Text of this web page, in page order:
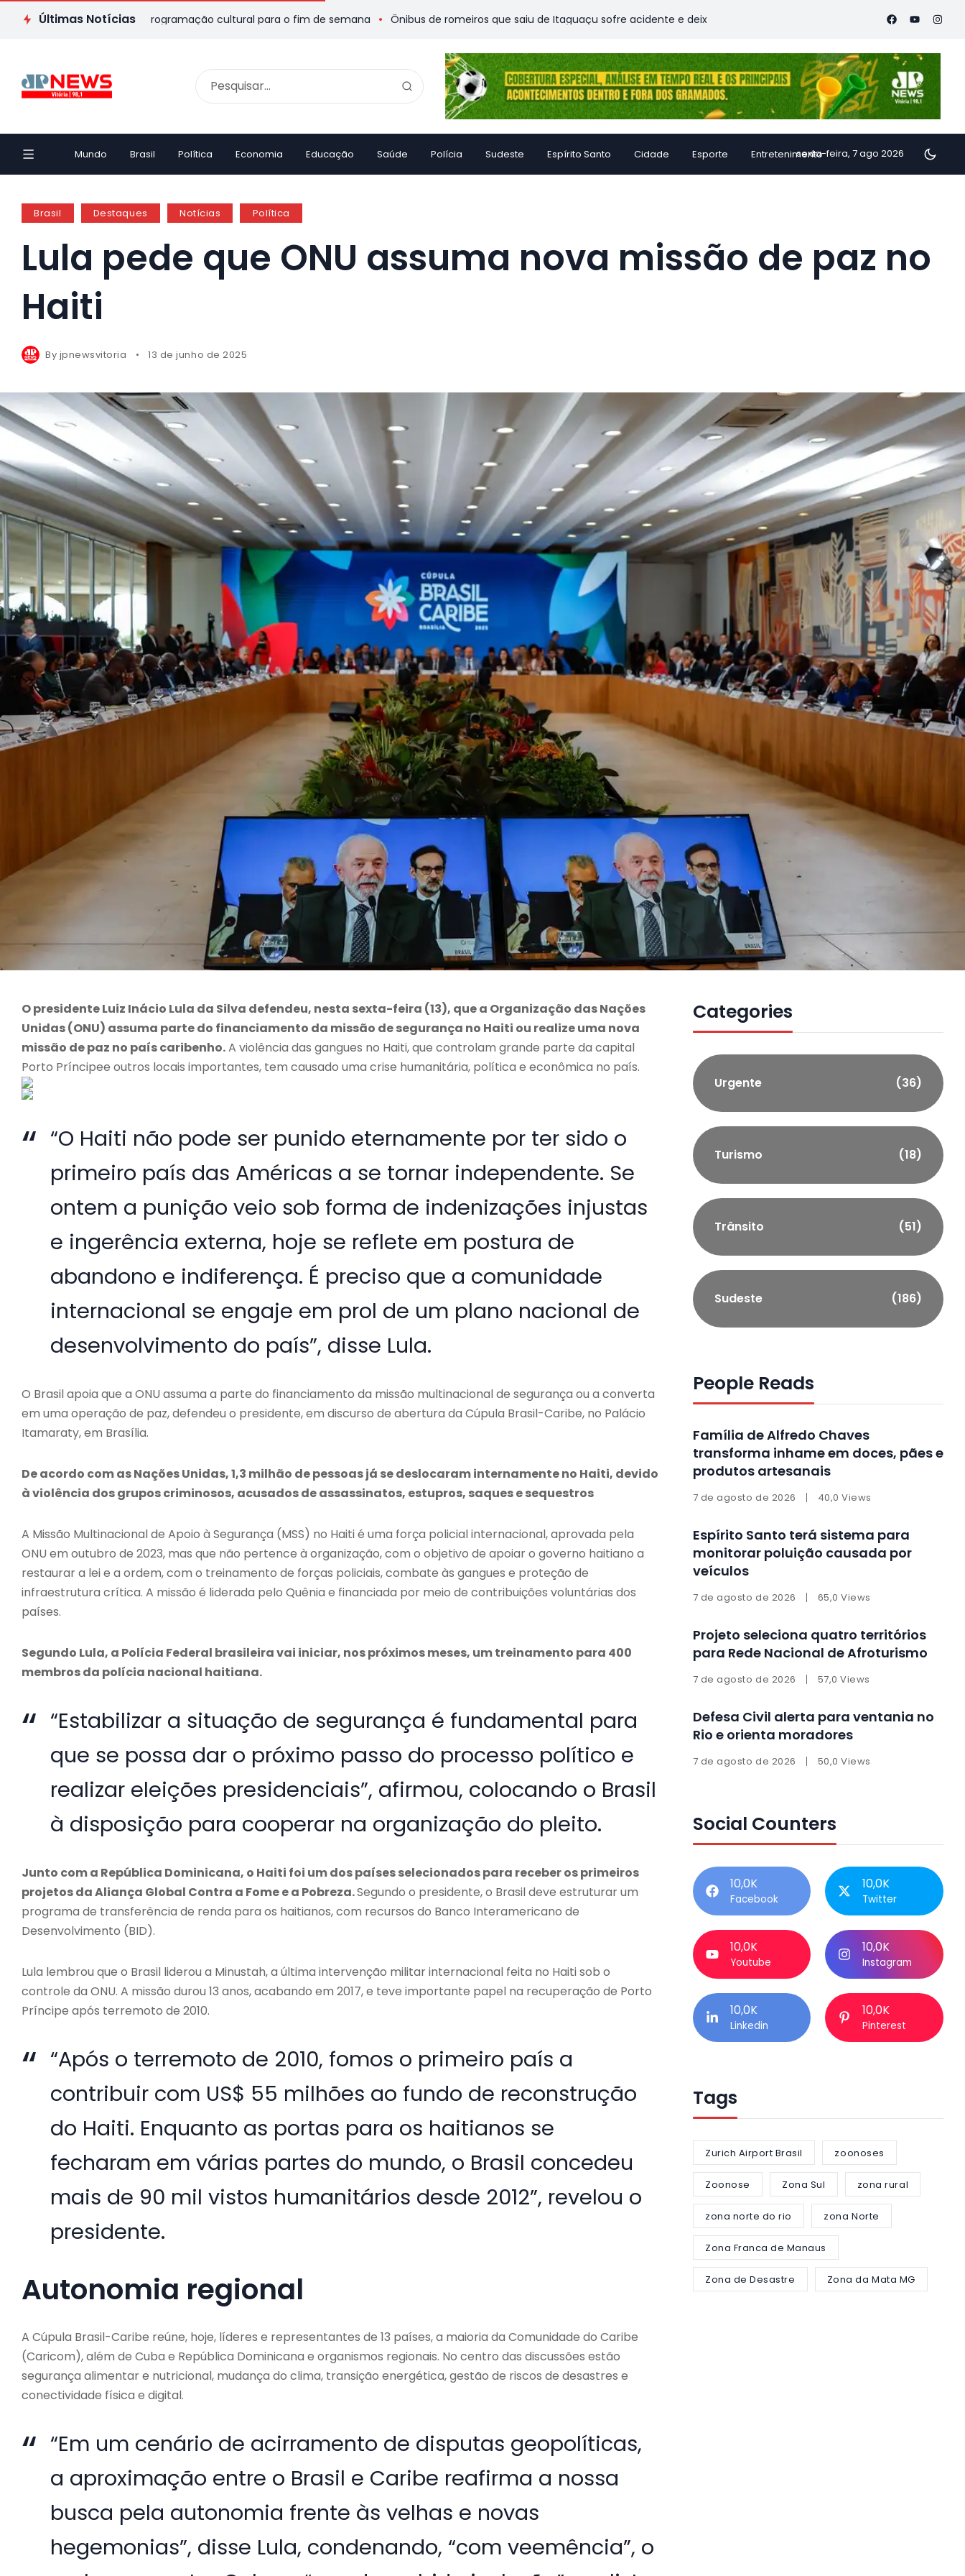
Últimas Notícias
ES: veja passeios e programação cultural para o fim de semana Ônibus de romeiros que saiu de Itaguaçu sofre acidente e deixa vítimas Família de Alfredo Chaves transforma
Mundo Brasil Política Economia Educação Saúde Polícia Sudeste Espírito Santo Cidade Esporte Entretenimentosexta-feira, 7 ago 2026
Brasil Destaques Notícias Política
Lula pede que ONU assuma nova missão de paz no
Haiti
By jpnewsvitoria 13 de junho de 2025
O presidente Luiz Inácio Lula da Silva defendeu, nesta sexta-feira (13), que a Organização das Nações
Unidas (ONU) assuma parte do financiamento da missão de segurança no Haiti ou realize uma nova
missão de paz no país caribenho.A violência das gangues no Haiti, que controlam grande parte da capital
Porto Príncipee outros locais importantes, tem causado uma crise humanitária, política e econômica no país.
“O Haiti não pode ser punido eternamente por ter sido o
primeiro país das Américas a se tornar independente. Se
ontem a punição veio sob forma de indenizações injustas
e ingerência externa, hoje se reflete em postura de
abandono e indiferença. É preciso que a comunidade
internacional se engaje em prol de um plano nacional de
desenvolvimento do país”, disse Lula.
O Brasil apoia que a ONU assuma a parte do financiamento da missão multinacional de segurança ou a converta
em uma operação de paz, defendeu o presidente, em discurso de abertura da Cúpula Brasil-Caribe, no Palácio
Itamaraty, em Brasília.
De acordo com as Nações Unidas, 1,3 milhão de pessoas já se deslocaram internamente no Haiti, devido
à violência dos grupos criminosos, acusados de assassinatos, estupros, saques e sequestros
A Missão Multinacional de Apoio à Segurança (MSS) no Haiti é uma força policial internacional, aprovada pela
ONU em outubro de 2023, mas que não pertence à organização, com o objetivo de apoiar o governo haitiano a
restaurar a lei e a ordem, com o treinamento de forças policiais, combate às gangues e proteção de
infraestrutura crítica. A missão é liderada pelo Quênia e financiada por meio de contribuições voluntárias dos
países.
Segundo Lula, a Polícia Federal brasileira vai iniciar, nos próximos meses, um treinamento para 400
membros da polícia nacional haitiana.
“Estabilizar a situação de segurança é fundamental para
que se possa dar o próximo passo do processo político e
realizar eleições presidenciais”, afirmou, colocando o Brasil
à disposição para cooperar na organização do pleito.
Junto com a República Dominicana, o Haiti foi um dos países selecionados para receber os primeiros
projetos da Aliança Global Contra a Fome e a Pobreza.Segundo o presidente, o Brasil deve estruturar um
programa de transferência de renda para os haitianos, com recursos do Banco Interamericano de
Desenvolvimento (BID).
Lula lembrou que o Brasil liderou a Minustah, a última intervenção militar internacional feita no Haiti sob o
controle da ONU. A missão durou 13 anos, acabando em 2017, e teve importante papel na recuperação de Porto
Príncipe após terremoto de 2010.
“Após o terremoto de 2010, fomos o primeiro país a
contribuir com US$ 55 milhões ao fundo de reconstrução
do Haiti. Enquanto as portas para os haitianos se
fecharam em várias partes do mundo, o Brasil concedeu
mais de 90 mil vistos humanitários desde 2012”, revelou o
presidente.
Autonomia regional
A Cúpula Brasil-Caribe reúne, hoje, líderes e representantes de 13 países, a maioria da Comunidade do Caribe
(Caricom), além de Cuba e República Dominicana e organismos regionais. No centro das discussões estão
segurança alimentar e nutricional, mudança do clima, transição energética, gestão de riscos de desastres e
conectividade física e digital.
“Em um cenário de acirramento de disputas geopolíticas,
a aproximação entre o Brasil e Caribe reafirma a nossa
busca pela autonomia frente às velhas e novas
hegemonias”, disse Lula, condenando, “com veemência”, o
Categories
Urgente (36)
Turismo (18)
Trânsito (51)
Sudeste (186)
People Reads
Família de Alfredo Chaves
transforma inhame em doces, pães e
produtos artesanais
7 de agosto de 2026 40,0 Views
Espírito Santo terá sistema para
monitorar poluição causada por
veículos
7 de agosto de 2026 65,0 Views
Projeto seleciona quatro territórios
para Rede Nacional de Afroturismo
7 de agosto de 2026 57,0 Views
Defesa Civil alerta para ventania no
Rio e orienta moradores
7 de agosto de 2026 50,0 Views
Social Counters
10,0K
Facebook
10,0K
Twitter
10,0K
Youtube
10,0K
Instagram
10,0K
Linkedin
10,0K
Pinterest
Tags
Zurich Airport Brasil zoonoses
Zoonose Zona Sul zona rural
zona norte do rio zona Norte
Zona Franca de Manaus
Zona de Desastre Zona da Mata MG